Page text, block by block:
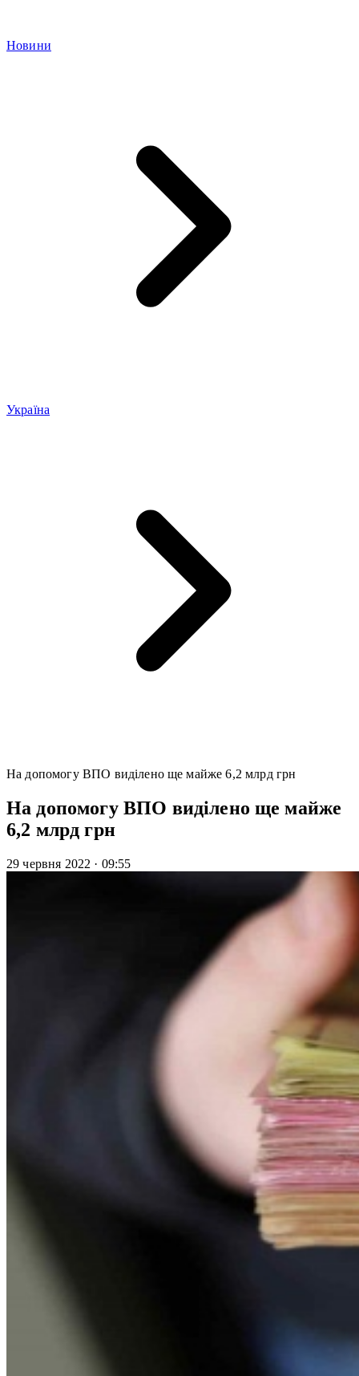
Новини
Україна
На допомогу ВПО виділено ще майже 6,2 млрд грн
На допомогу ВПО виділено ще майже
6,2 млрд грн
29 червня 2022 · 09:55